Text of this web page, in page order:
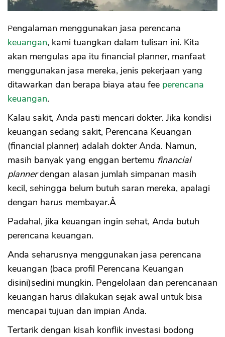
Pengalaman menggunakan jasa perencana
keuangan, kami tuangkan dalam tulisan ini. Kita
akan mengulas apa itu financial planner, manfaat
menggunakan jasa mereka, jenis pekerjaan yang
ditawarkan dan berapa biaya atau fee perencana
keuangan.
Kalau sakit, Anda pasti mencari dokter. Jika kondisi
keuangan sedang sakit, Perencana Keuangan
(financial planner) adalah dokter Anda. Namun,
masih banyak yang enggan bertemu financial
plannerdengan alasan jumlah simpanan masih
kecil, sehingga belum butuh saran mereka, apalagi
dengan harus membayar.Â
Padahal, jika keuangan ingin sehat, Anda butuh
perencana keuangan.
Anda seharusnya menggunakan jasa perencana
keuangan (baca profil Perencana Keuangan
disini)sedini mungkin. Pengelolaan dan perencanaan
keuangan harus dilakukan sejak awal untuk bisa
mencapai tujuan dan impian Anda.
Tertarik dengan kisah konflik investasi bodong